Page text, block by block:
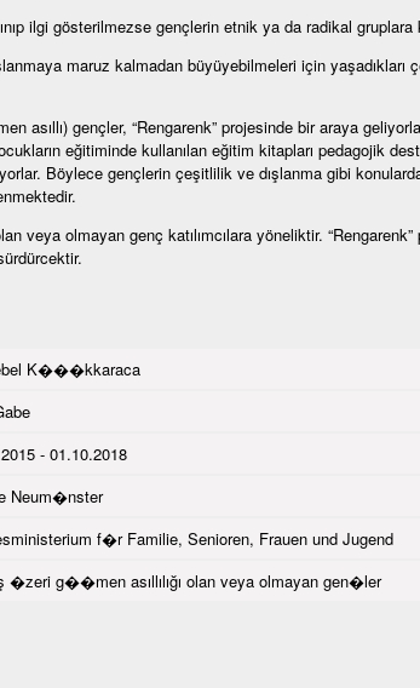
ilgi gösterilmezse gençlerin etnik ya da radikal gruplara
maruz kalmadan büyüyebilmeleri için yaşadıkları
asıllı) gençler, “Rengarenk” projesinde bir araya
eğitiminde kullanılan eğitim kitapları pedagojik
Böylece gençlerin çeşitlilik ve dışlanma gibi konularda
veya olmayan genç katılımcılara yöneliktir.
K���kkaraca
- 01.10.2018
Neum�nster
f�r Familie, Senioren, Frauen und Jugend
�zeri g��men asıllılığı olan veya olmayan gen�ler